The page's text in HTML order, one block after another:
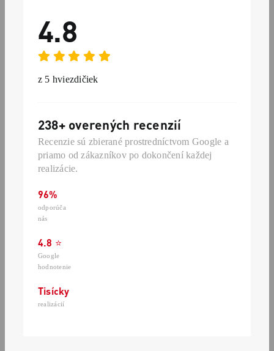
4.8
z 5 hviezdičiek
238+ overených recenzií
Recenzie sú zbierané prostredníctvom Google a
priamo od zákazníkov po dokončení každej
realizácie.
96%
odporúča
nás
4.8 ⭐
Google
hodnotenie
Tisícky
realizácií